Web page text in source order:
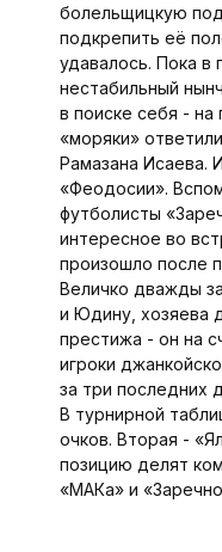
болельщицкую
подкрепить её
удавалось. Пока в
нестабильный
в поиске себя - на
«моряки»
Рамазана Исае­ва.
«Феодосии».
футболис­ты
интересное во
произошло после
Величко дважды
и Юдину, хозяева
престижа - он на
игроки
за три последних
В турнирной
очков. Вторая -
позицию делят
«МАКа» и